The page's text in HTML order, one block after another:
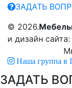
ЗАДАТЬ
© 2026.
и дизайн сайта:
Наша группа в
ЗАДАТЬ